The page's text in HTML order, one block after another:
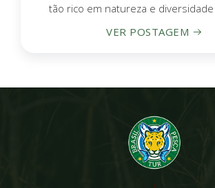
tão rico em natureza e
VER POSTAGEM